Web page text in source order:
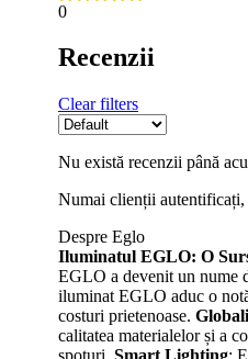
0
Recenzii
Clear filters
Nu există recenzii până
Numai clienții autentificați,
Despre Eglo
Iluminatul EGLO: O
EGLO a devenit un nume
iluminat EGLO aduc o
costuri prietenoase.
calitatea materialelor și a